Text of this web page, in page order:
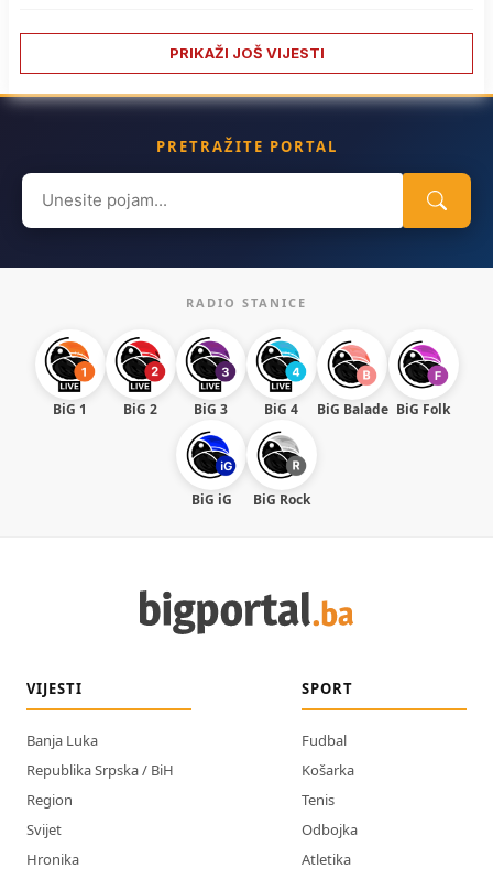
PRIKAŽI JOŠ VIJESTI
PRETRAŽITE PORTAL
Search
for:
RADIO STANICE
BiG 1 BiG 2 BiG 3 BiG 4 BiG Balade BiG Folk
BiG iG BiG Rock
VIJESTI
Banja Luka
Republika Srpska / BiH
Region
Svijet
Hronika
SPORT
Fudbal
Košarka
Tenis
Odbojka
Atletika